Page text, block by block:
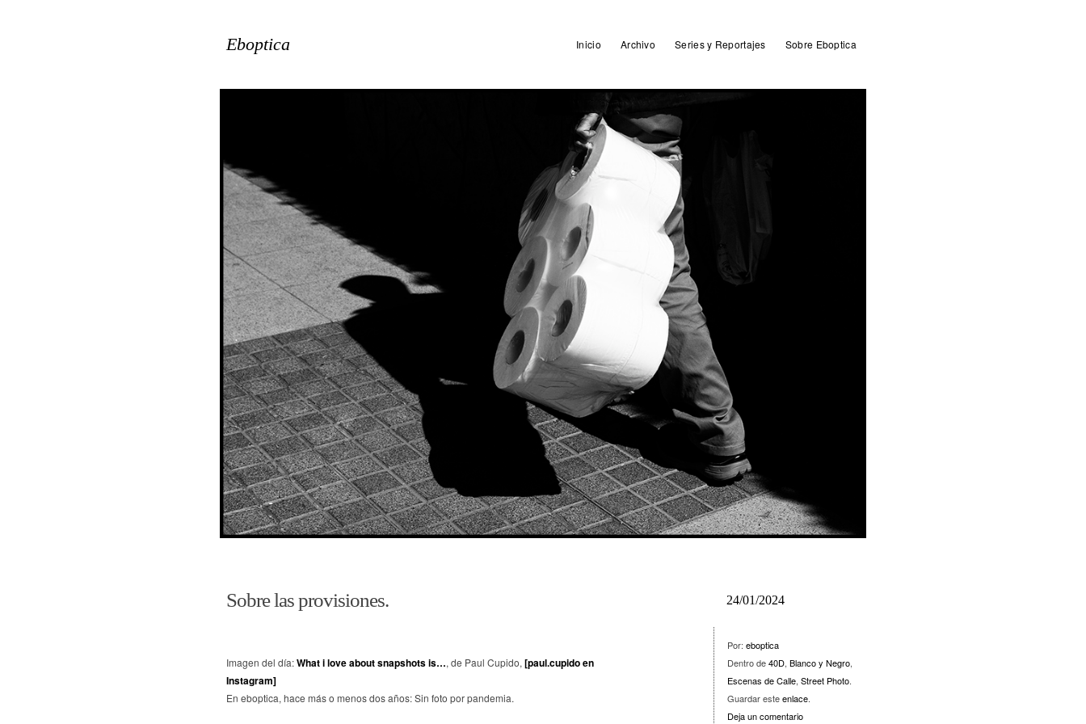
Eboptica Inicio Archivo Series y Reportajes Sobre Eboptica
Sobre las provisiones. 24/01/2024
Imagen del día:What i love about snapshots is…, de Paul Cupido,[paul.cupido en
Instagram]
En eboptica, hace más o menos dos años: Sin foto por pandemia.
Por: eboptica
Dentro de40D, Blanco y Negro,
Escenas de Calle, Street Photo.
Guardar esteenlace.
Deja un comentario